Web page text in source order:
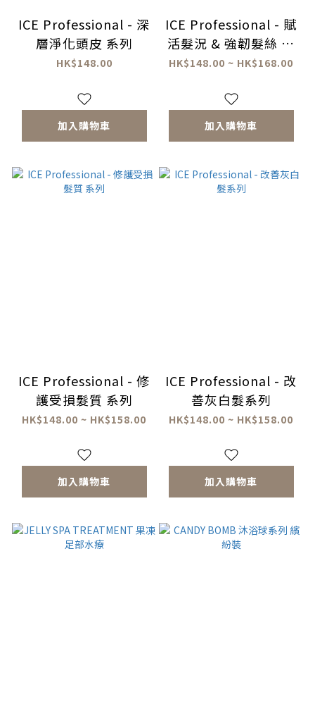
ICE Professional - 深
層淨化頭皮 系列
HK$148.00
加入購物車
ICE Professional - 賦
活髮況 & 強韌髮絲 系
列
HK$148.00 ~ HK$168.00
加入購物車
ICE Professional - 修
護受損髮質 系列
HK$148.00 ~ HK$158.00
加入購物車
ICE Professional - 改
善灰白髮系列
HK$148.00 ~ HK$158.00
加入購物車